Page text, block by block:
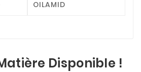
OILAMID
Disponible !